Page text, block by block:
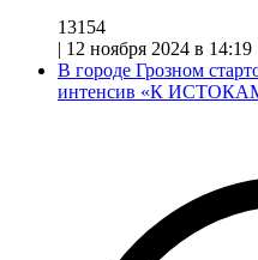
13154
| 12 ноября 2024 в 14:19
В городе Грозном
интенсив «К